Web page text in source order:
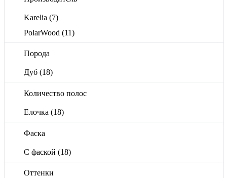
Karelia (7)
PolarWood (11)
Порода
Дуб (18)
Количество полос
Елочка (18)
Фаска
С фаской (18)
Оттенки